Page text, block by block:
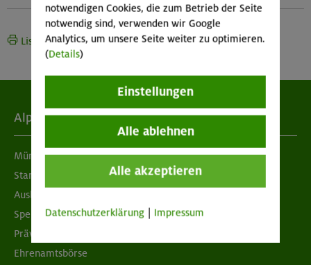
Liste drucken
Alpenverein
München & Oberland
Standorte
Ausbildung & Jobs
Spenden
Prävention sexualisierter Gewalt
Ehrenamtsbörse
notwendigen Cookies, die zum Betrieb der Seite
notwendig sind, verwenden wir Google
Analytics, um unsere Seite weiter zu optimieren.
(Details)
Einstellungen
Alle ablehnen
Alle akzeptieren
Datenschutzerklärung Impressum